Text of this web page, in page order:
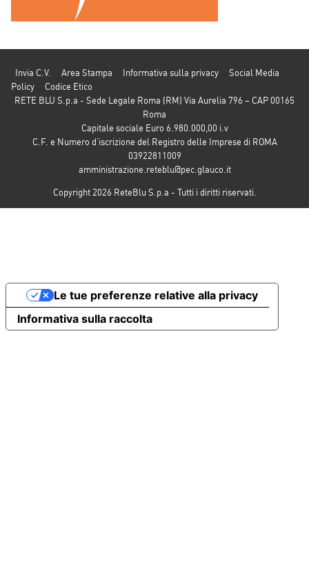
Invia C.V. Area Stampa Informativa sulla privacy
Social Media
Policy
Codice Etico
RETE BLU S.p.a - Sede Legale Roma (RM) Via Aurelia 796 – CAP 00165
Roma
Capitale sociale Euro 6.980.000,00 i.v
C.F. e Numero d’iscrizione del Registro delle Imprese di ROMA
03922811009
amministrazione.reteblu@pec.glauco.it
Copyright 2026 ReteBlu S.p.a - Tutti i diritti riservati.
Informativa sulla raccolta
Le tue preferenze relative alla privacy